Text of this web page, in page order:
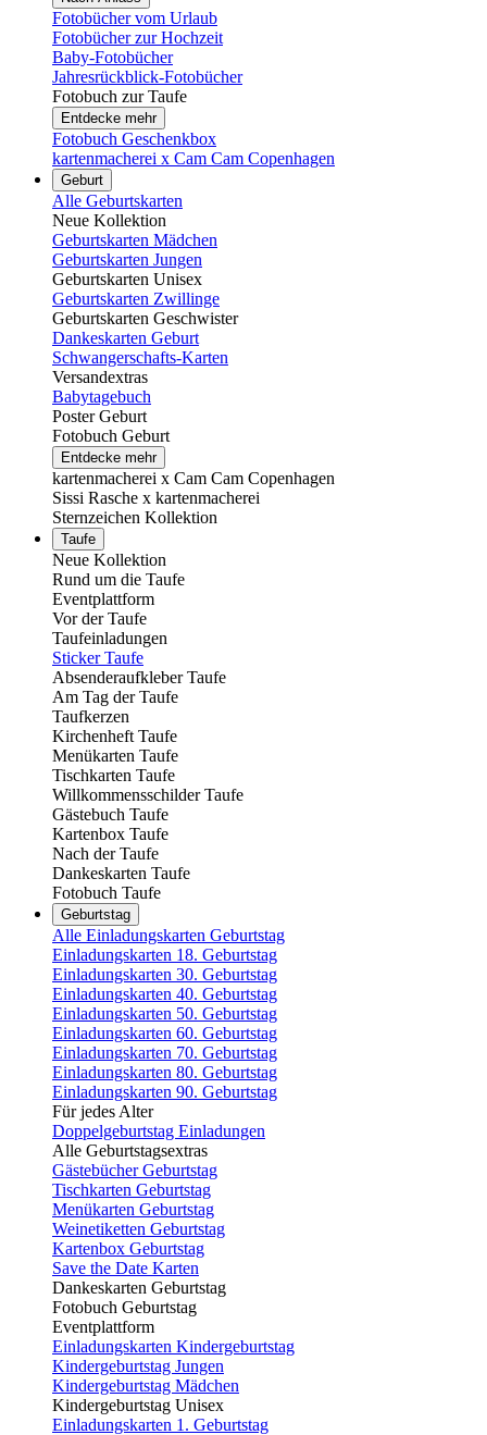
Fotobücher vom Urlaub
Fotobücher zur Hochzeit
Baby-Fotobücher
Jahresrückblick-Fotobücher
Fotobuch zur Taufe
Entdecke mehr
Fotobuch Geschenkbox
kartenmacherei x Cam Cam Copenhagen
Geburt
Alle Geburtskarten
Neue Kollektion
Geburtskarten Mädchen
Geburtskarten Jungen
Geburtskarten Unisex
Geburtskarten Zwillinge
Geburtskarten Geschwister
Dankeskarten Geburt
Schwangerschafts-Karten
Versandextras
Babytagebuch
Poster Geburt
Fotobuch Geburt
Entdecke mehr
kartenmacherei x Cam Cam Copenhagen
Sissi Rasche x kartenmacherei
Sternzeichen Kollektion
Taufe
Neue Kollektion
Rund um die Taufe
Eventplattform
Vor der Taufe
Taufeinladungen
Sticker Taufe
Absenderaufkleber Taufe
Am Tag der Taufe
Taufkerzen
Kirchenheft Taufe
Menükarten Taufe
Tischkarten Taufe
Willkommensschilder Taufe
Gästebuch Taufe
Kartenbox Taufe
Nach der Taufe
Dankeskarten Taufe
Fotobuch Taufe
Geburtstag
Alle Einladungskarten Geburtstag
Einladungskarten 18. Geburtstag
Einladungskarten 30. Geburtstag
Einladungskarten 40. Geburtstag
Einladungskarten 50. Geburtstag
Einladungskarten 60. Geburtstag
Einladungskarten 70. Geburtstag
Einladungskarten 80. Geburtstag
Einladungskarten 90. Geburtstag
Für jedes Alter
Doppelgeburtstag Einladungen
Alle Geburtstagsextras
Gästebücher Geburtstag
Tischkarten Geburtstag
Menükarten Geburtstag
Weinetiketten Geburtstag
Kartenbox Geburtstag
Save the Date Karten
Dankeskarten Geburtstag
Fotobuch Geburtstag
Eventplattform
Einladungskarten Kindergeburtstag
Kindergeburtstag Jungen
Kindergeburtstag Mädchen
Kindergeburtstag Unisex
Einladungskarten 1. Geburtstag